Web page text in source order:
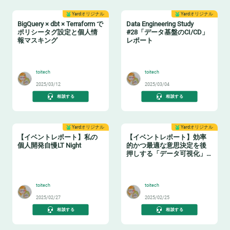
Yardオリジナル
BigQuery × dbt × Terraform で
ポリシータグ設定と個人情
報マスキング
toitech
2025/03/12
相談する
Yardオリジナル
Data Engineering Study
#28「データ基盤のCI/CD」
レポート
toitech
2025/03/04
相談する
Yardオリジナル
【イベントレポート】私の
個人開発自慢LT Night
toitech
2025/02/27
相談する
Yardオリジナル
【イベントレポート】効率
的かつ最適な意思決定を後
押しする「データ可視化」
toitech
2025/02/25
相談する